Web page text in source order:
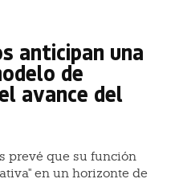
anticipan una
de
avance del
prevé que su función
en un horizonte de